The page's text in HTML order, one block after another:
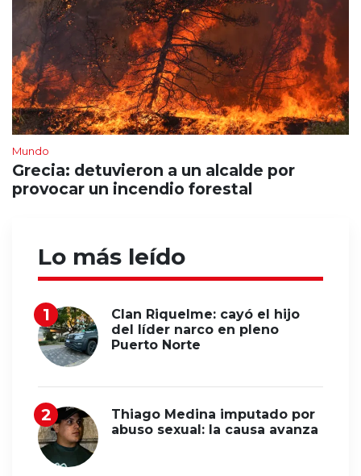
Mundo
Grecia: detuvieron a un alcalde por
provocar un incendio forestal
Lo más leído
Clan Riquelme: cayó el hijo
del líder narco en pleno
Puerto Norte
Thiago Medina imputado por
abuso sexual: la causa avanza